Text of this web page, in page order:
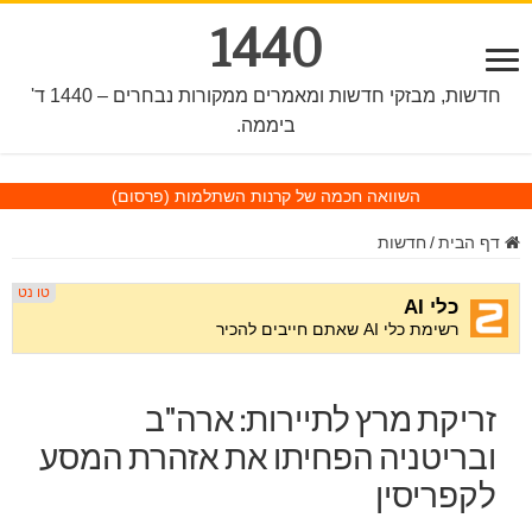
1440
חדשות, מבזקי חדשות ומאמרים ממקורות נבחרים – 1440 ד'
ביממה.
השוואה חכמה של קרנות השתלמות (פרסום)
דף הבית / חדשות
זריקת מרץ לתיירות: ארה"ב
ובריטניה הפחיתו את אזהרת המסע
לקפריסין